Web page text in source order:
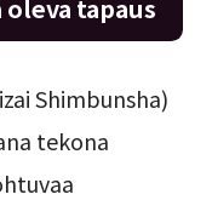
tapaus
Shimbunsha)
tekona